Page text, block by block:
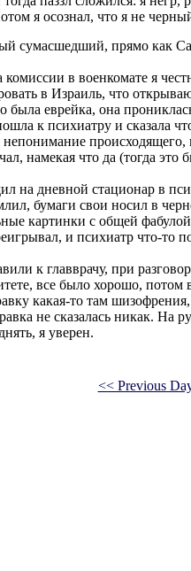
я осознал, что я не
сумасшедший, прямо как
в военкомате я
в Израиль, что
была еврейка, она
к психиатру и сказала
непонимание
намекая что да (тогда это
на дневной стационар в
бумаги свои носил в
картинки с общей
и психиатр что-то
к главврачу, при
все было хорошо,
какая-то там
не сказалась никак. На
я уверен.
<< Previous